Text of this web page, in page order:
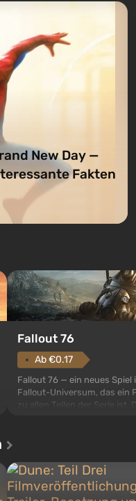
New Day —
Fakten
Fallout 76
Ab €0.17
Fallout 76 — ein neues Spiel
Fallout-Universum, das ein
zu allen Teilen der Serie ist.
nach dem Abwurf von
auf Amerika geöffnet wird.